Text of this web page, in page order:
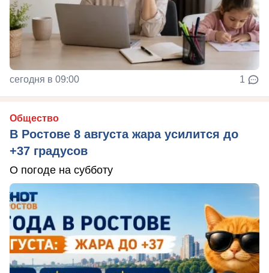
сегодня в 09:00 1
Общество
В Ростове 8 августа жара усилится до
+37 градусов
О погоде на субботу